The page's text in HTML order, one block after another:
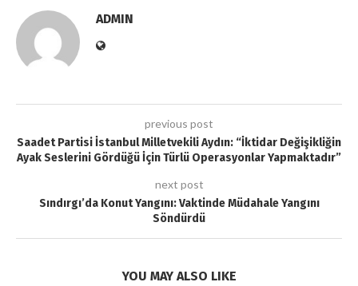
ADMIN
previous post
Saadet Partisi İstanbul Milletvekili Aydın: “İktidar Değişikliğin
Ayak Seslerini Gördüğü İçin Türlü Operasyonlar Yapmaktadır”
next post
Sındırgı’da Konut Yangını: Vaktinde Müdahale Yangını
Söndürdü
YOU MAY ALSO LIKE